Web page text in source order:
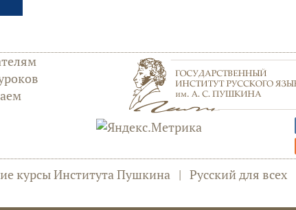
курсы Института Пушкина | Русский для всех